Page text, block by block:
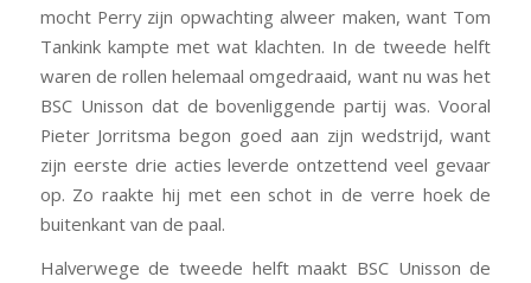
mocht Perry zijn opwachting alweer maken, want Tom
Tankink kampte met wat klachten. In de tweede helft
waren de rollen helemaal omgedraaid, want nu was het
BSC Unisson dat de bovenliggende partij was. Vooral
Pieter Jorritsma begon goed aan zijn wedstrijd, want
zijn eerste drie acties leverde ontzettend veel gevaar
op. Zo raakte hij met een schot in de verre hoek de
buitenkant van de paal.
Halverwege de tweede helft maakt BSC Unisson de